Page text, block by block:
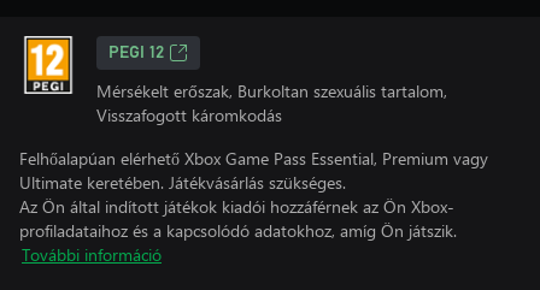
PEGI 12
Mérsékelt erőszak, Burkoltan szexuális tartalom,
Visszafogott káromkodás
Felhőalapúan elérhető Xbox Game Pass Essential, Premium vagy
Ultimate keretében. Játékvásárlás szükséges.
Az Ön által indított játékok kiadói hozzáférnek az Ön Xbox-
profiladataihoz és a kapcsolódó adatokhoz, amíg Ön játszik.
További információ